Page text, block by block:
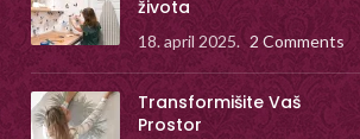
života
18. april 2025. 2 Comments
Transformišite Vaš
Prostor